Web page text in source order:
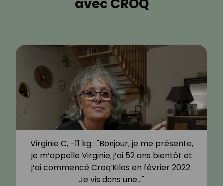
avec CROQ
Virginie C, -11 kg : "Bonjour, je me présente,
je m’appelle Virginie, j’ai 52 ans bientôt et
j’ai commencé Croq’Kilos en février 2022.
Je vis dans une…"